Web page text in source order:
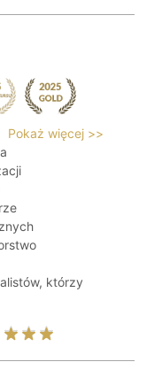
Pokaż więcej >>
którzy